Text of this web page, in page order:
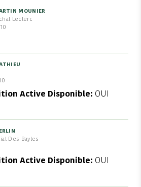
MOUNIER
Leclerc
Active Disponible OUI
Des Bayles
Active Disponible OUI